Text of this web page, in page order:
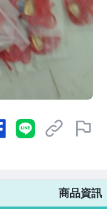
商品資訊